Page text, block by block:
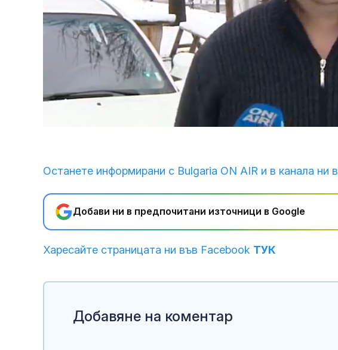
Loaded
35.81%
Останете информирани с Bulgaria ON AIR и в канала ни в
Добави ни в предпочитани източници в Google
Харесайте страницата ни във Facebook ТУК
Добавяне на коментар